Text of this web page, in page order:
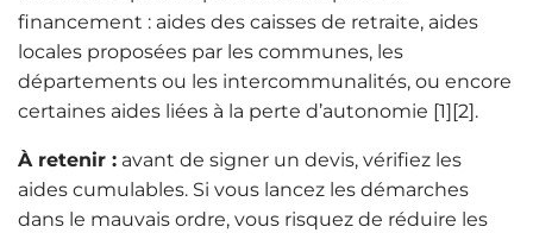
financement : aides des caisses de retraite, aides
locales proposées par les communes, les
départements ou les intercommunalités, ou encore
certaines aides liées à la perte d’autonomie [1][2].
À retenir : avant de signer un devis, vérifiez les
aides cumulables. Si vous lancez les démarches
dans le mauvais ordre, vous risquez de réduire les